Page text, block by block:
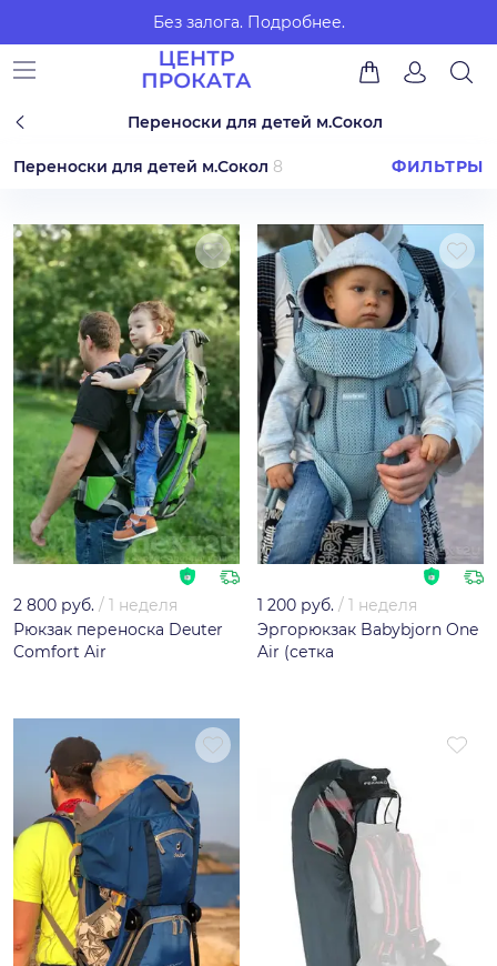
Без залога. Подробнее.
Переноски для детей м.Сокол
Переноски для детей м.Сокол 8 ФИЛЬТРЫ
2 800 руб. / 1 неделя
Рюкзак переноска Deuter
Comfort Air
1 200 руб. / 1 неделя
Эргорюкзак Babybjorn One
Air (сетка